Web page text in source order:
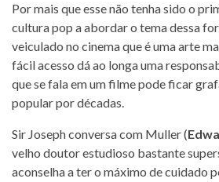
Por mais que esse não tenha sido o
cultura pop a abordar o tema dessa
veiculado no cinema que é uma arte
fácil acesso dá ao longa uma
que se fala em um filme pode ficar
popular por décadas.
Sir Joseph conversa com Muller (
velho doutor estudioso bastante
aconselha a ter o máximo de cuidado